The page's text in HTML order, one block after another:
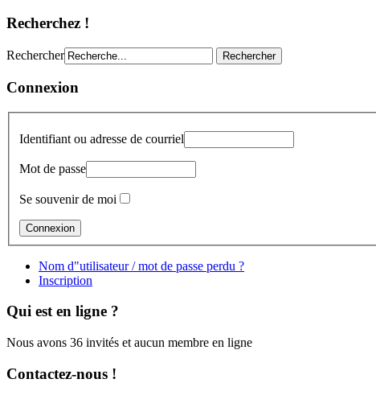
Recherchez !
Rechercher
Connexion
Identifiant ou adresse de courriel
Mot de passe
Se souvenir de moi
Nom d"utilisateur / mot de passe perdu ?
Inscription
Qui est en ligne ?
Nous avons 36 invités et aucun membre en ligne
Contactez-nous !